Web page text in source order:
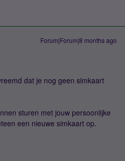
Forum|Forum|8 months ago
dat je nog geen simkaart
sturen met jouw persoonlijke
een nieuwe simkaart op.